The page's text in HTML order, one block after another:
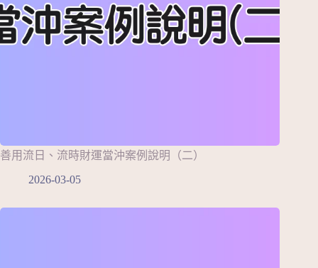
善用流日、流時財運當沖案例說明（二）
2026-03-05